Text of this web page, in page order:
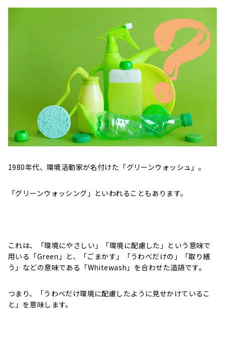
1980年代、環境活動家が名付けた「グリーンウォッシュ」。
「グリーンウォッシング」といわれることもあります。
これは、「環境にやさしい」「環境に配慮した」という意味で
用いる「Green」と、「ごまかす」「うわべだけの」「取り繕
う」などの意味である「Whitewash」を合わせた造語です。
つまり、「うわべだけ環境に配慮したように見せかけているこ
と」を意味します。